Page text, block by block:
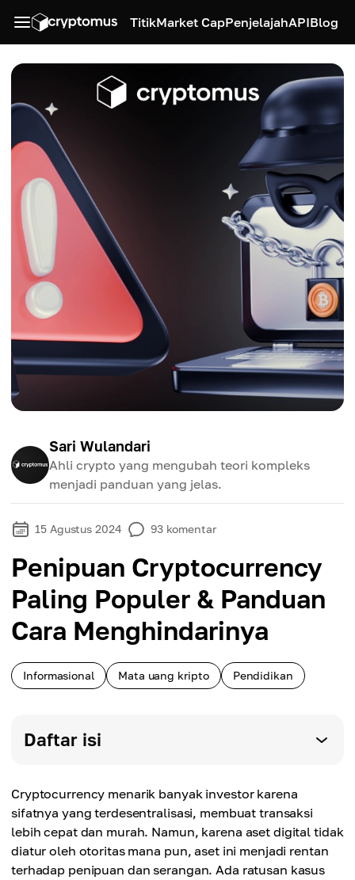
TitikMarket CapPenjelajahAPIBlog
Sari Wulandari
Ahli crypto yang mengubah teori kompleks
menjadi panduan yang jelas.
15 Agustus 2024 93 komentar
Penipuan Cryptocurrency
Paling Populer & Panduan
Cara Menghindarinya
Informasional Mata uang kripto Pendidikan
Daftar isi
Cryptocurrency menarik banyak investor karena
sifatnya yang terdesentralisasi, membuat transaksi
lebih cepat dan murah. Namun, karena aset digital tidak
diatur oleh otoritas mana pun, aset ini menjadi rentan
terhadap penipuan dan serangan. Ada ratusan kasus